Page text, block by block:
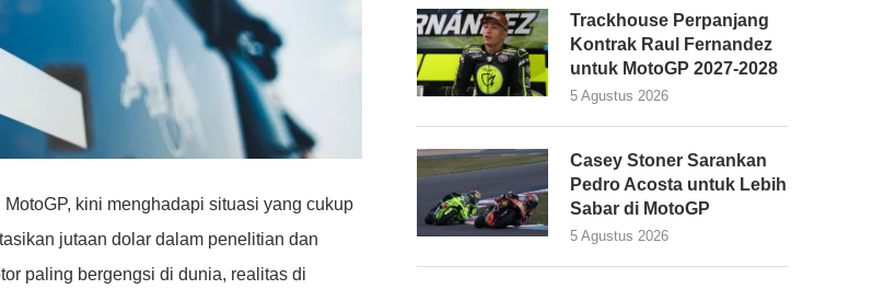
kini menghadapi situasi yang cukup
jutaan dolar dalam penelitian dan
paling bergengsi di dunia, realitas di
Trackhouse Perpanjang
Kontrak Raul Fernandez
untuk MotoGP 2027-2028
5 Agustus 2026
Casey Stoner Sarankan
Pedro Acosta untuk Lebih
Sabar di MotoGP
5 Agustus 2026